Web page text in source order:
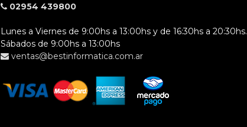
02954 439800
Lunes a Viernes de 9:00hs a 13:00hs y de 16:30hs a 20:30hs.
Sábados de 9:00hs a 13:00hs
ventas@bestinformatica.com.ar